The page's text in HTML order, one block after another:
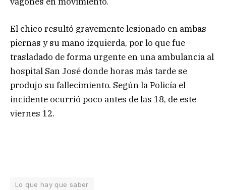
El chico resultó gravemente lesionado en ambas
piernas y su mano izquierda, por lo que fue
trasladado de forma urgente en una ambulancia al
hospital San José donde horas más tarde se
produjo su fallecimiento. Según la Policía el
incidente ocurrió poco antes de las 18, de este
viernes 12.
Lo que hay que saber